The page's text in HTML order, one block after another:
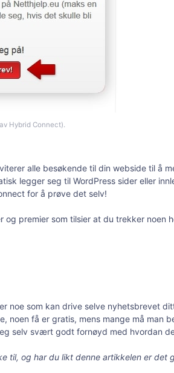
Hybrid Connect).
alle besøkende til din webside til å
legger seg til WordPress sider eller
for å prøve det selv!
og premier som tilsier at du trekker
noe som kan drive selve nyhetsbrevet
noen få er gratis, mens mange må man
selv svært godt fornøyd med hvordan
til, og har du likt denne artikkelen er